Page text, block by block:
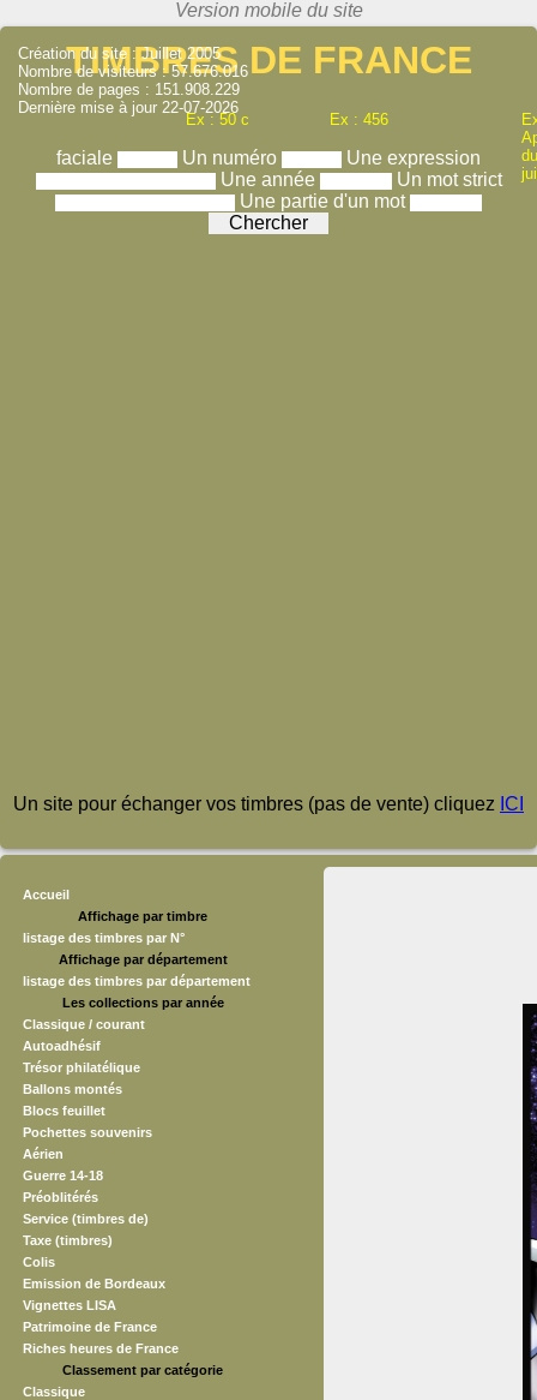
TIMBRES DE FRANCE
Ex : 50 c Ex : 456
faciale Un numéro
Une expression
Une année
Un mot strict
Une partie d'un mot
Création du site : Juillet 2005
Nombre de visiteurs : 57.676.016
Nombre de pages : 151.908.229
Dernière mise à jour 22-07-2026
Un site pour échanger vos timbres (pas de vente) cliquez ICI
Accueil
Affichage par timbre
listage des timbres par N°
Affichage par département
listage des timbres par département
Les collections par année
Classique / courant
Autoadhésif
Trésor philatélique
Ballons montés
Blocs feuillet
Pochettes souvenirs
Aérien
Guerre 14-18
Préoblitérés
Service (timbres de)
Taxe (timbres)
Colis
Emission de Bordeaux
Vignettes LISA
Patrimoine de France
Riches heures de France
Classement par catégorie
Classique